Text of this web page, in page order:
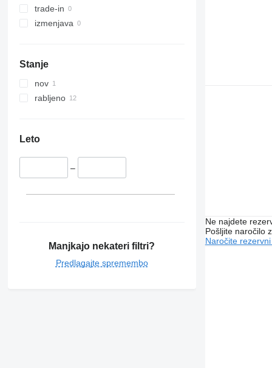
trade-in
izmenjava
Stanje
nov
rabljeno
Leto
–
Manjkajo nekateri filtri?
Predlagajte spremembo
Ne najdete
Pošljite naročilo
Naročite